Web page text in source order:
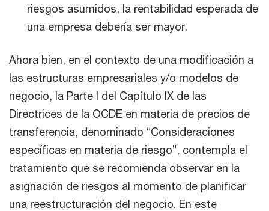
riesgos asumidos, la rentabilidad esperada de
una empresa debería ser mayor.
Ahora bien, en el contexto de una modificación a
las estructuras empresariales y/o modelos de
negocio, la Parte I del Capítulo IX de las
Directrices de la OCDE en materia de precios de
transferencia, denominado “Consideraciones
específicas en materia de riesgo”, contempla el
tratamiento que se recomienda observar en la
asignación de riesgos al momento de planificar
una reestructuración del negocio. En este